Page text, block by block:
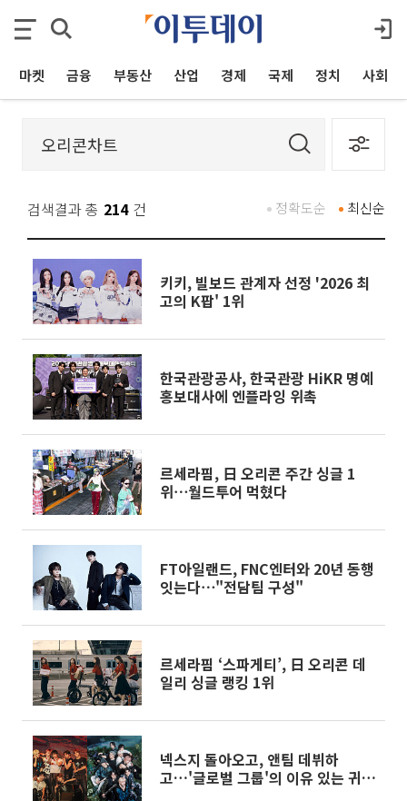
마켓 금융 부동산 산업 경제 국제 정치 사회
검색결과 총 214 건 최신순
정확도순
키키, 빌보드 관계자 선정 '2026 최
고의 K팝' 1위
한국관광공사, 한국관광 HiKR 명예
홍보대사에 엔플라잉 위촉
르세라핌, 日 오리콘 주간 싱글 1
위⋯월드투어 먹혔다
FT아일랜드, FNC엔터와 20년 동행
잇는다⋯"전담팀 구성"
르세라핌 ‘스파게티’, 日 오리콘 데
일리 싱글 랭킹 1위
넥스지 돌아오고, 앤팀 데뷔하
고…'글로벌 그룹'의 이유 있는 귀환